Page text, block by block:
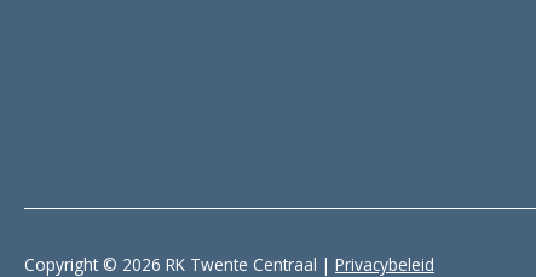
Copyright © 2026 RK Twente Centraal | Privacybeleid